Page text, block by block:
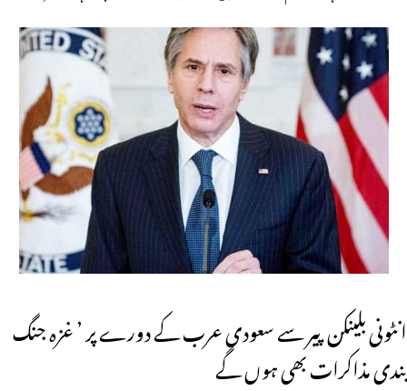
انٹونی بلینکن پیر سے سعودی عرب کے دورے پر ’ غزہ جنگ
بندی مذاکرات بھی ہوں گے